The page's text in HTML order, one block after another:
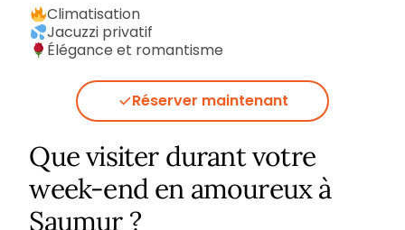
Climatisation
Jacuzzi privatif
Élégance et romantisme
Réserver maintenant
Que visiter durant votre
week-end en amoureux à
Saumur ?